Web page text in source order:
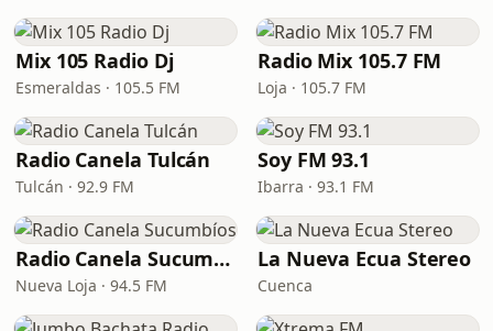
Mix 105 Radio Dj
Esmeraldas · 105.5 FM
Radio Mix 105.7 FM
Loja · 105.7 FM
Radio Canela Tulcán
Tulcán · 92.9 FM
Soy FM 93.1
Ibarra · 93.1 FM
Radio Canela Sucumbíos
Nueva Loja · 94.5 FM
La Nueva Ecua Stereo
Cuenca